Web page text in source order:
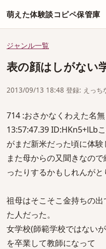
萌えた体験談コピペ保管庫
ジャンル一覧
表の顔はしがない
2013/09/13 18:48 登録: えっち
714 :おさかなくわえた名
13:57:47.39 ID:HKn5+lLb
がまだ新米だった頃に体験
また母からの又聞きなの
ったりするかもしれんがと
祖母はそこそこ金持ちの
た人だった。
女学校(師範学校ではない
を卒業して教師になって